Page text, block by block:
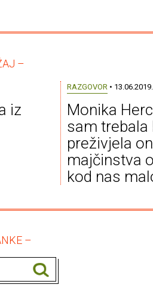
–
iz
RAZGOVOR • 13.06.2019.
Monika
sam trebala
preživjela
majčinstva
kod nas
–